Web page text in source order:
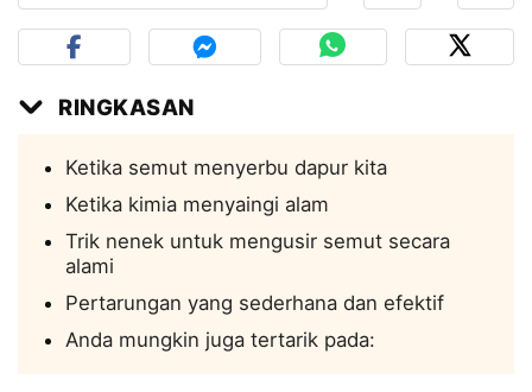
RINGKASAN
Ketika semut menyerbu dapur kita
Ketika kimia menyaingi alam
Trik nenek untuk mengusir semut secara
alami
Pertarungan yang sederhana dan efektif
Anda mungkin juga tertarik pada: